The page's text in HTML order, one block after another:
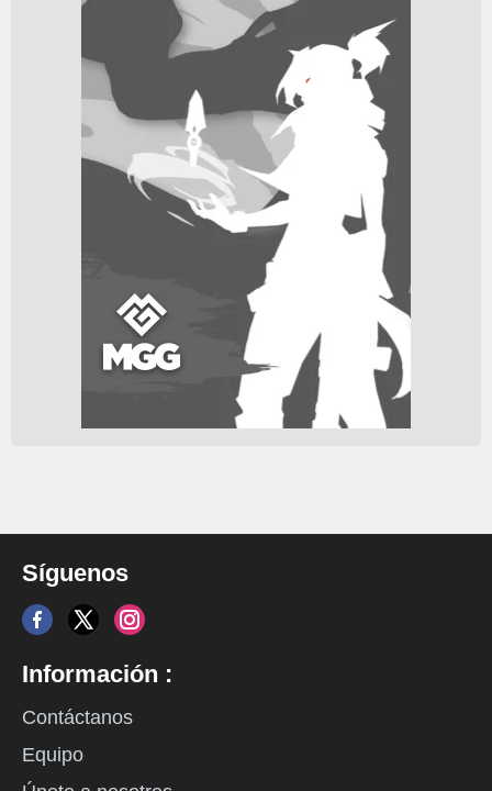
Síguenos
Información :
Contáctanos
Equipo